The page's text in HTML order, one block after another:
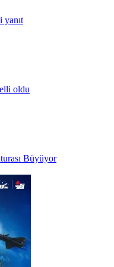
yanıt
oldu
Büyüyor